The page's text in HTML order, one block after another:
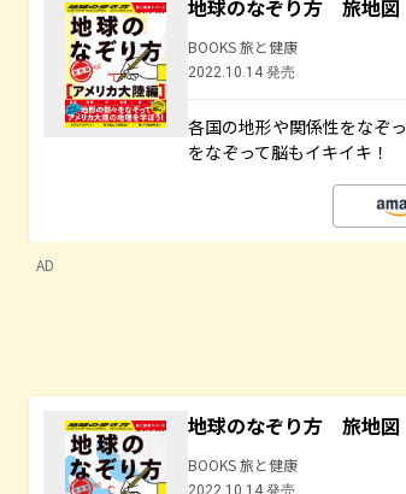
地球のなぞり方 旅地
BOOKS 旅と健康
2022.10.14 発売
各国の地形や関係性をなぞ
をなぞって脳もイキイキ！
AD
地球のなぞり方 旅地
BOOKS 旅と健康
2022.10.14 発売